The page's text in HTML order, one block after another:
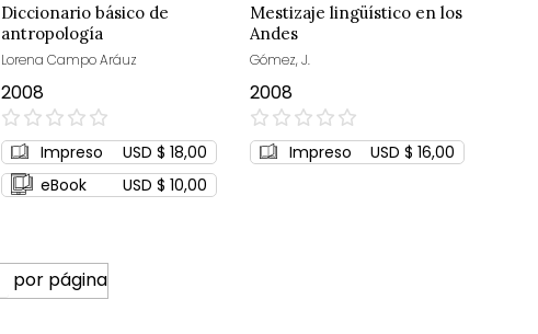
Diccionario básico de
antropología
Lorena Campo Aráuz
2008
0%
Impreso
USD $ 18,00
eBook
USD $ 10,00
Mestizaje lingüístico en los
Andes
Gómez, J.
2008
0%
Impreso USD $ 16,00
por página